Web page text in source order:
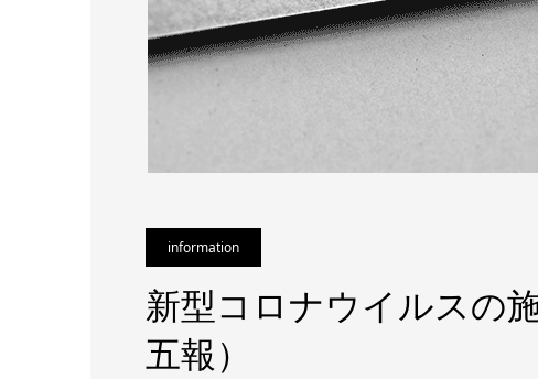
information
新型コロナウイルスの
五報）